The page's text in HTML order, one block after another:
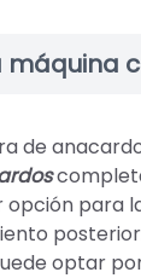
máquina
de
opción para
optar